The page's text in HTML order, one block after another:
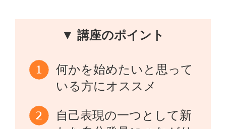
▼ 講座のポイント
何かを始めたいと思って
いる方にオススメ
自己表現の一つとして新